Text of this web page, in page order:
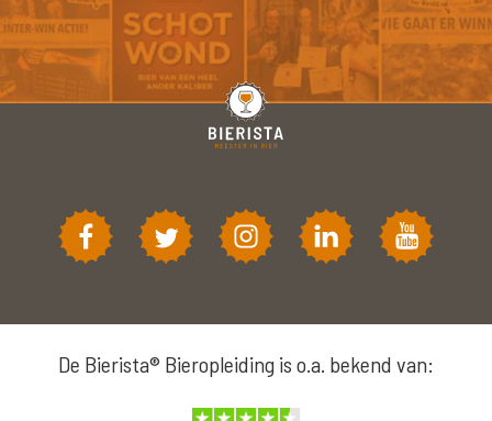
De Bierista® Bieropleiding is o.a. bekend van: